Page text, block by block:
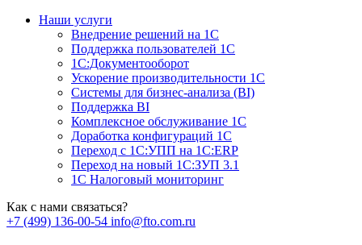
Наши услуги
Внедрение решений на 1С
Поддержка пользователей 1С
1С:Документооборот
Ускорение производительности 1С
Системы для бизнес-анализа (BI)
Поддержка BI
Комплексное обслуживание 1С
Доработка конфигураций 1С
Переход с 1С:УПП на 1С:ERP
Переход на новый 1C:ЗУП 3.1
1С Налоговый мониторинг
Как с нами связаться?
+7 (499) 136-00-54 info@fto.com.ru